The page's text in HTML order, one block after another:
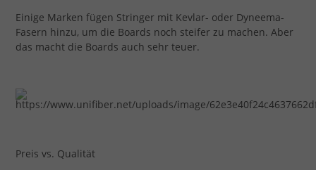
Einige Marken fügen Stringer mit Kevlar- oder Dyneema-
Fasern hinzu, um die Boards noch steifer zu machen. Aber
das macht die Boards auch sehr teuer.
Preis vs. Qualität